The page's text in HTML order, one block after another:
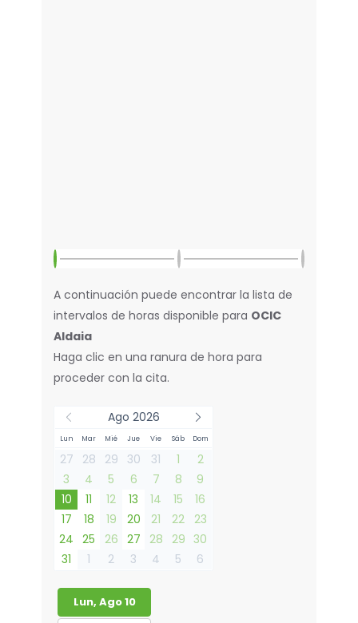
A continuación puede encontrar la lista de
intervalos de horas disponible para OCIC
Aldaia
Haga clic en una ranura de hora para
proceder con la cita.
Ago 2026
Lun Mar Mié Jue Vie Sáb Dom
27 28 29 30 31 1
2
3
4 5 6 7 8
9
10
11 12 13 14 15
16
17
18 19 20 21 22
23
24
25 26 27 28 29 30
31
1 2 3 4 5 6
Lun, Ago 10